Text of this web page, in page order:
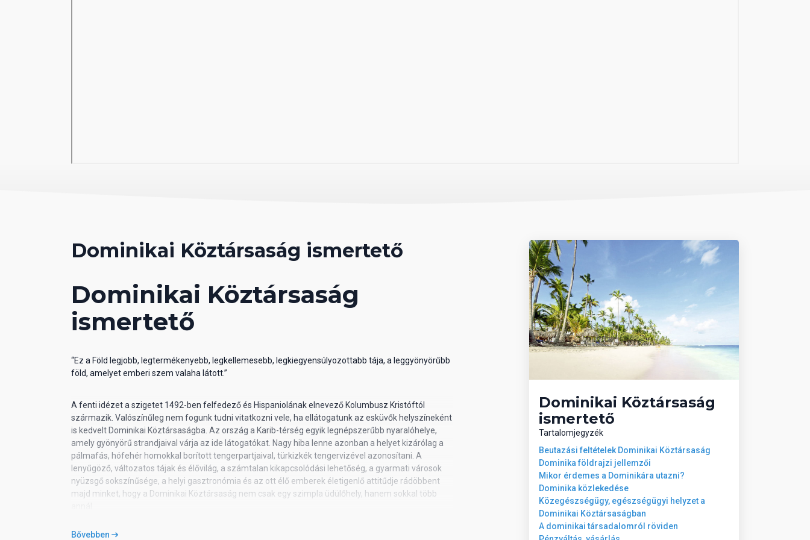
https://www.palladiumhotelgroup.com/en/hotels/republicadominicana/puntacana/trs-
turquesa-hotel
Dominikai Köztársaság
ismertető
Tartalomjegyzék
Beutazási feltételek Dominikai Köztársaság
Dominika földrajzi jellemzői
Mikor érdemes a Dominikára utazni?
Dominika közlekedése
Közegészségügy, egészségügyi helyzet a
Dominikai Köztársaságban
A dominikai társadalomról röviden
Dominikai Köztársaság ismertető
Dominikai Köztársaság
ismertető
“Ez a Föld legjobb, legtermékenyebb, legkellemesebb, legkiegyensúlyozottabb tája, a leggyönyörűbb
föld, amelyet emberi szem valaha látott.”
A fenti idézet a szigetet 1492-ben felfedező és Hispaniolának elnevező Kolumbusz Kristóftól
származik. Valószínűleg nem fogunk tudni vitatkozni vele, ha ellátogatunk az esküvők helyszíneként
is kedvelt Dominikai Köztársaságba. Az ország a Karib-térség egyik legnépszerűbb nyaralóhelye,
amely gyönyörű strandjaival várja az ide látogatókat. Nagy hiba lenne azonban a helyet kizárólag a
pálmafás, hófehér homokkal borított tengerpartjaival, türkizkék tengervizével azonosítani. A
lenyűgöző, változatos tájak és élővilág, a számtalan kikapcsolódási lehetőség, a gyarmati városok
nyüzsgő sokszínűsége, a helyi gasztronómia és az ott élő emberek életigenlő attitűdje rádöbbent
majd minket, hogy a Dominikai Köztársaság nem csak egy szimpla üdülőhely, hanem sokkal több
Bővebben